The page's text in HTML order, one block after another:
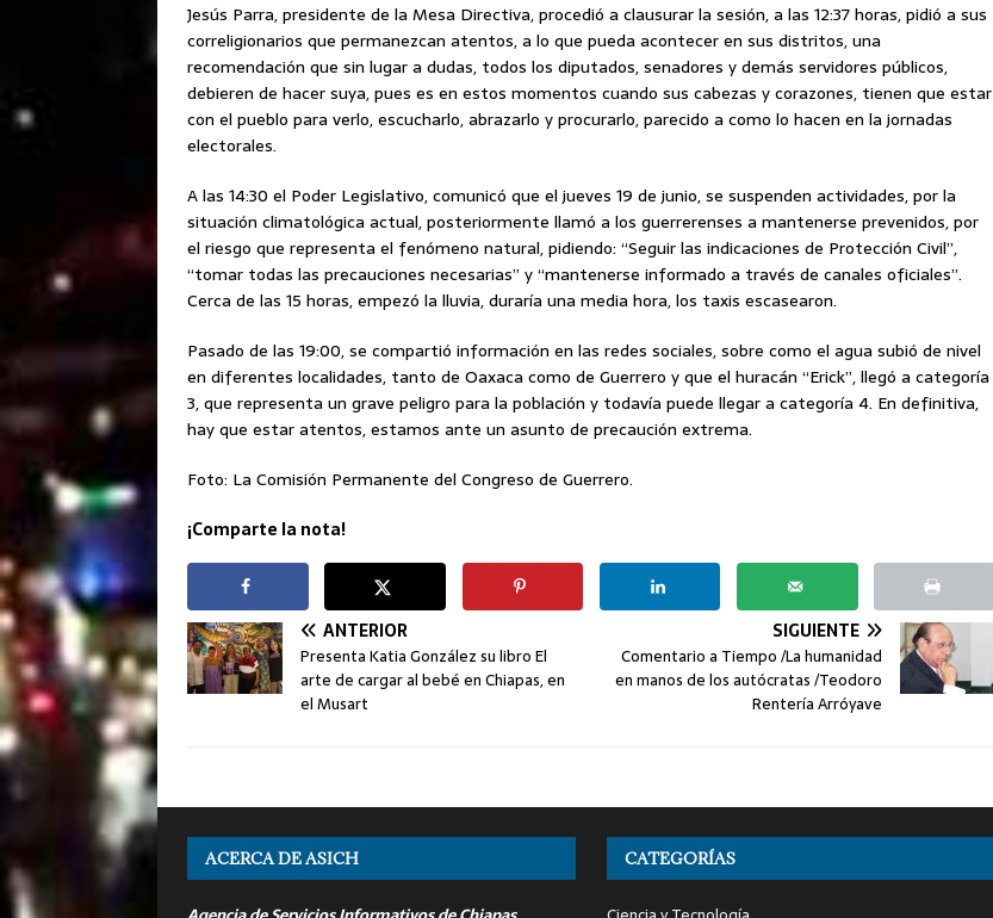
Jesús Parra, presidente de la Mesa Directiva, procedió a clausurar la sesión, a las 12:37 horas, pidió a sus
correligionarios que permanezcan atentos, a lo que pueda acontecer en sus distritos, una
recomendación que sin lugar a dudas, todos los diputados, senadores y demás servidores públicos,
debieren de hacer suya, pues es en estos momentos cuando sus cabezas y corazones, tienen que estar
con el pueblo para verlo, escucharlo, abrazarlo y procurarlo, parecido a como lo hacen en la jornadas
electorales.
A las 14:30 el Poder Legislativo, comunicó que el jueves 19 de junio, se suspenden actividades, por la
situación climatológica actual, posteriormente llamó a los guerrerenses a mantenerse prevenidos, por
el riesgo que representa el fenómeno natural, pidiendo: “Seguir las indicaciones de Protección Civil”,
“tomar todas las precauciones necesarias” y “mantenerse informado a través de canales oficiales”.
Cerca de las 15 horas, empezó la lluvia, duraría una media hora, los taxis escasearon.
Pasado de las 19:00, se compartió información en las redes sociales, sobre como el agua subió de nivel
en diferentes localidades, tanto de Oaxaca como de Guerrero y que el huracán “Erick”, llegó a categoría
3, que representa un grave peligro para la población y todavía puede llegar a categoría 4. En definitiva,
hay que estar atentos, estamos ante un asunto de precaución extrema.
Foto: La Comisión Permanente del Congreso de Guerrero.
¡Comparte la nota!
ANTERIOR
Presenta Katia González su libro El
arte de cargar al bebé en Chiapas, en
el Musart
SIGUIENTE
Comentario a Tiempo /La humanidad
en manos de los autócratas /Teodoro
Rentería Arróyave
ACERCA DE ASICH CATEGORÍAS